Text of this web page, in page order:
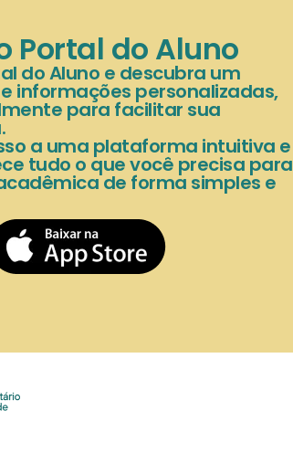
Portal do Aluno
do Aluno e descubra um
informações personalizadas,
para facilitar sua
a uma plataforma intuitiva e
tudo o que você precisa para
de forma simples e